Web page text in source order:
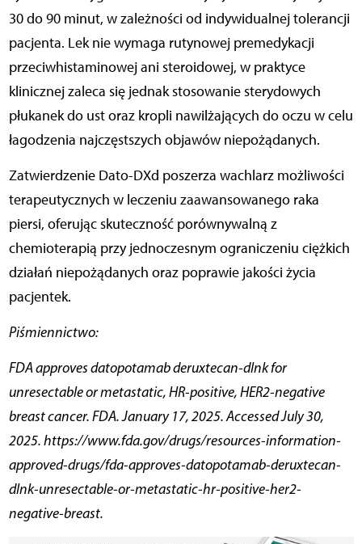
30 do 90 minut, w zależności od indywidualnej tolerancji
pacjenta. Lek nie wymaga rutynowej premedykacji
przeciwhistaminowej ani steroidowej, w praktyce
klinicznej zaleca się jednak stosowanie sterydowych
płukanek do ust oraz kropli nawilżających do oczu w celu
łagodzenia najczęstszych objawów niepożądanych.
Zatwierdzenie Dato-DXd poszerza wachlarz możliwości
terapeutycznych w leczeniu zaawansowanego raka
piersi, oferując skuteczność porównywalną z
chemioterapią przy jednoczesnym ograniczeniu ciężkich
działań niepożądanych oraz poprawie jakości życia
pacjentek.
Piśmiennictwo:
FDA approves datopotamab deruxtecan-dlnk for
unresectable or metastatic, HR-positive, HER2-negative
breast cancer. FDA. January 17, 2025. Accessed July 30,
2025. https://www.fda.gov/drugs/resources-information-
approved-drugs/fda-approves-datopotamab-deruxtecan-
dlnk-unresectable-or-metastatic-hr-positive-her2-
negative-breast.